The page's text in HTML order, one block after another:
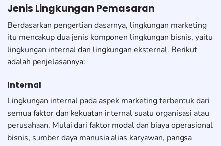
Jenis Lingkungan Pemasaran
Berdasarkan pengertian dasarnya, lingkungan marketing
itu mencakup dua jenis komponen lingkungan bisnis, yaitu
lingkungan internal dan lingkungan eksternal. Berikut
adalah penjelasannya:
Internal
Lingkungan internal pada aspek marketing terbentuk dari
semua faktor dan kekuatan internal suatu organisasi atau
perusahaan. Mulai dari faktor modal dan biaya operasional
bisnis, sumber daya manusia alias karyawan, pangsa